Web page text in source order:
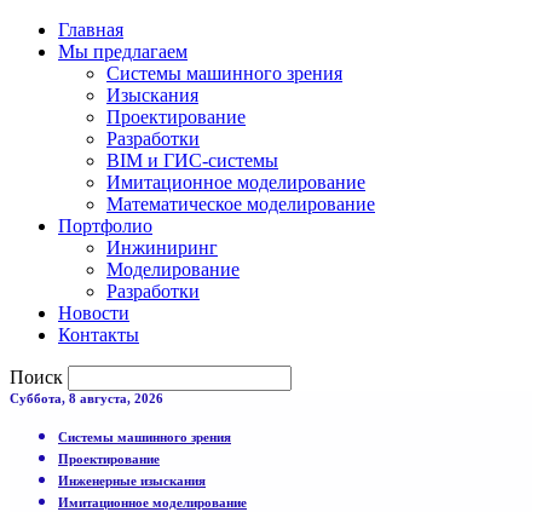
Главная
Мы предлагаем
Системы машинного зрения
Изыскания
Проектирование
Разработки
BIM и ГИС-системы
Имитационное моделирование
Математическое моделирование
Портфолио
Инжиниринг
Моделирование
Разработки
Новости
Контакты
Поиск
Суббота, 8 августа, 2026
Системы машинного зрения
Проектирование
Инженерные изыскания
Имитационное моделирование